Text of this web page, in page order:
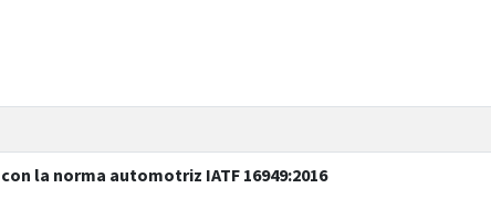
la norma automotriz IATF 16949:2016